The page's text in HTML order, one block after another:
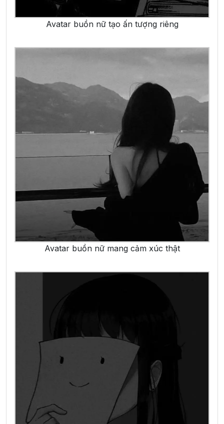
Avatar buồn nữ tạo ấn tượng riêng
Avatar buồn nữ mang cảm xúc thật